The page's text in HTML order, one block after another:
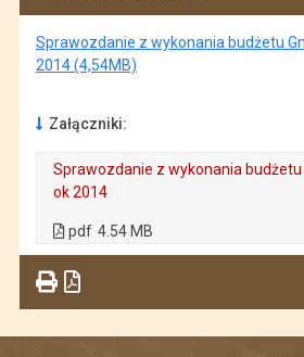
Sprawozdanie z wykonania budżetu
2014 (4,54MB)
Załączniki:
Sprawozdanie z wykonania
ok 2014
pdf 4.54 MB